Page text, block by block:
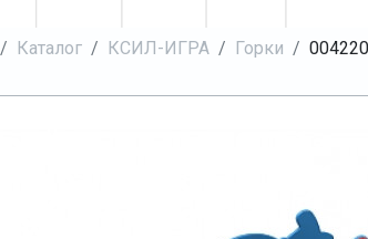
Каталог КСИЛ-ИГРА Горки